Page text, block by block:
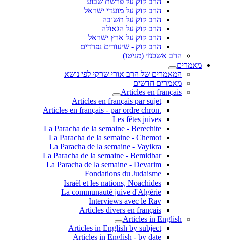
הרב קוק על מועדי ישראל
הרב קוק על תשובה
הרב קוק על הגאולה
הרב קוק על ארץ ישראל
הרב קוק - שיעורים נפרדים
הרב אשכנזי (מניטו)
מאמרים
המאמרים של הרב אורי שרקי לפי נושא
מאמרים חדשים
Articles en français
Articles en français par sujet
.Articles en français - par ordre chron
Les fêtes juives
La Paracha de la semaine - Berechite
La Paracha de la semaine - Chemot
La Paracha de la semaine - Vayikra
La Paracha de la semaine - Bemidbar
La Paracha de la semaine - Devarim
Fondations du Judaisme
Israël et les nations, Noachides
La communauté juive d'Algérie
Interviews avec le Rav
Articles divers en français
Articles in English
Articles in English by subject
Articles in English - by date